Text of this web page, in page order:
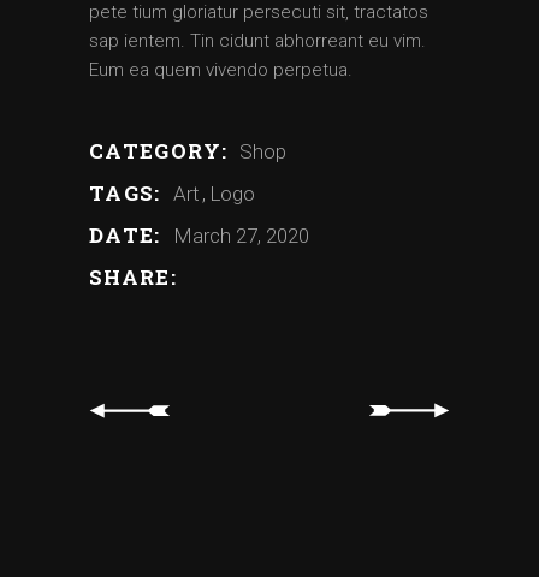
pete tium gloriatur persecuti sit, tractatos
sap ientem. Tin cidunt abhorreant eu vim.
Eum ea quem vivendo perpetua.
CATEGORY: Shop
TAGS: Art Logo
DATE: March 27, 2020
SHARE: